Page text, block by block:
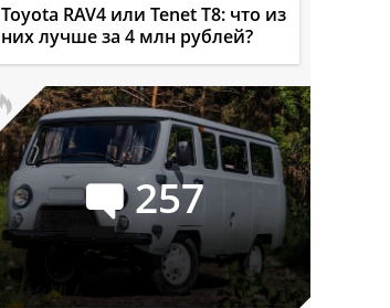
Toyota RAV4 или Tenet T8: что из
них лучше за 4 млн рублей?
257